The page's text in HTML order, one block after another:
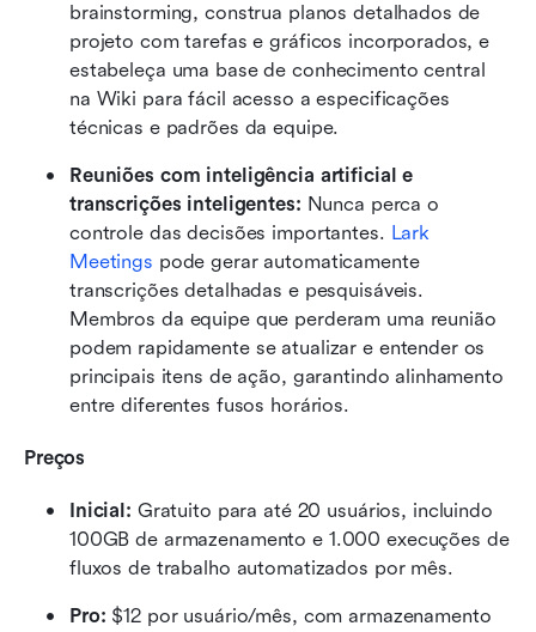
brainstorming, construa planos detalhados de
projeto com tarefas e gráficos incorporados, e
estabeleça uma base de conhecimento central
na Wiki para fácil acesso a especificações
técnicas e padrões da equipe.
Reuniões com inteligência artificial e
transcrições inteligentes: Nunca perca o
controle das decisões importantes. Lark
Meetings pode gerar automaticamente
transcrições detalhadas e pesquisáveis.
Membros da equipe que perderam uma reunião
podem rapidamente se atualizar e entender os
principais itens de ação, garantindo alinhamento
entre diferentes fusos horários.
Preços
Inicial: Gratuito para até 20 usuários, incluindo
100GB de armazenamento e 1.000 execuções de
fluxos de trabalho automatizados por mês.
Pro: $12 por usuário/mês, com armazenamento